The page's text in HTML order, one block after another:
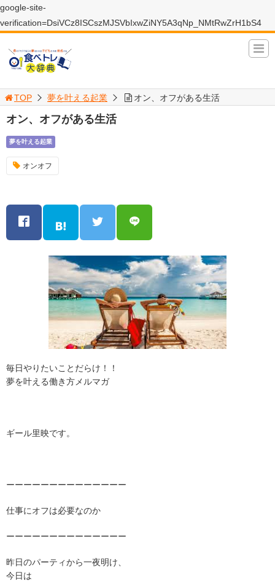
google-site-
verification=DsiVCz8ISCszMJSVbIxwZiNY5A3qNp_NMtRwZrH1bS4
TOP 夢を叶える起業 オン、オフがある生活
オン、オフがある生活
夢を叶える起業
オンオフ
毎日やりたいことだらけ！！
夢を叶える働き方メルマガ
ギール里映です。
ーーーーーーーーーーーーーー
仕事にオフは必要なのか
ーーーーーーーーーーーーーー
昨日のパーティから一夜明け、
今日は